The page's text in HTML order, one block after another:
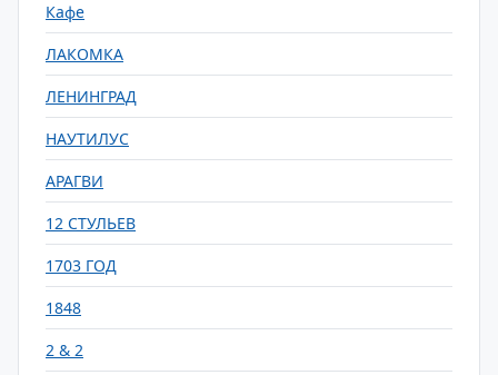
Кафе
ЛАКОМКА
ЛЕНИНГРАД
НАУТИЛУС
АРАГВИ
12 СТУЛЬЕВ
1703 ГОД
1848
2 & 2